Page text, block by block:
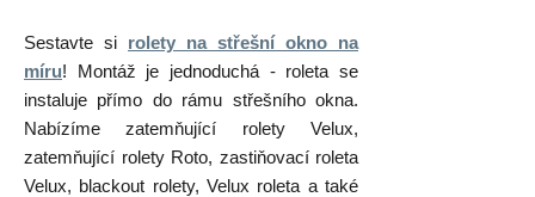
Sestavte si rolety na střešní okno na
míru! Montáž je jednoduchá - roleta se
instaluje přímo do rámu střešního okna.
Nabízíme zatemňující rolety Velux,
zatemňující rolety Roto, zastiňovací roleta
Velux, blackout rolety, Velux roleta a také